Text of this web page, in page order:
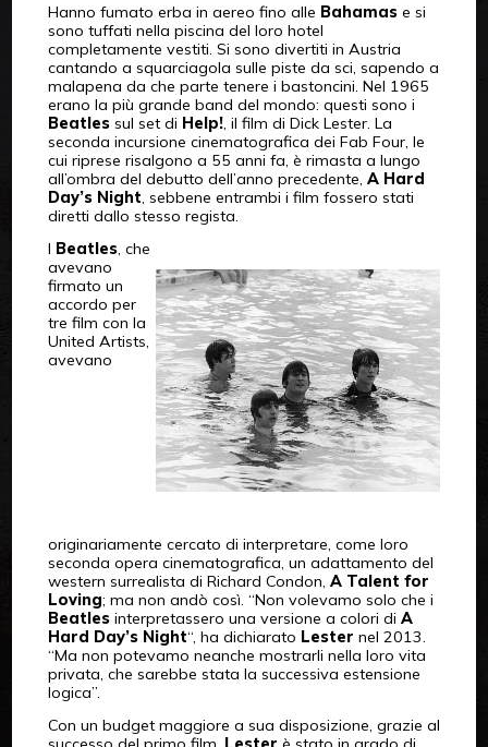
Hanno fumato erba in aereo fino alle Bahamase si
sono tuffati nella piscina del loro hotel
completamente vestiti. Si sono divertiti in Austria
cantando a squarciagola sulle piste da sci, sapendo a
malapena da che parte tenere i bastoncini. Nel 1965
erano la più grande band del mondo: questi sono i
Beatlessul set di Help!, il film di Dick Lester. La
seconda incursione cinematografica dei Fab Four, le
cui riprese risalgono a 55 anni fa, è rimasta a lungo
all’ombra del debutto dell’anno precedente, A Hard
Day’s Night, sebbene entrambi i film fossero stati
diretti dallo stesso regista.
I Beatles, che
avevano
firmato un
accordo per
tre film con la
United Artists,
avevano
originariamente cercato di interpretare, come loro
seconda opera cinematografica, un adattamento del
western surrealista di Richard Condon, A Talent for
Loving; ma non andò così. “Non volevamo solo che i
Beatlesinterpretassero una versione a colori di A
Hard Day’s Night“, ha dichiarato Lester nel 2013.
“Ma non potevamo neanche mostrarli nella loro vita
privata, che sarebbe stata la successiva estensione
logica”.
Con un budget maggiore a sua disposizione, grazie al